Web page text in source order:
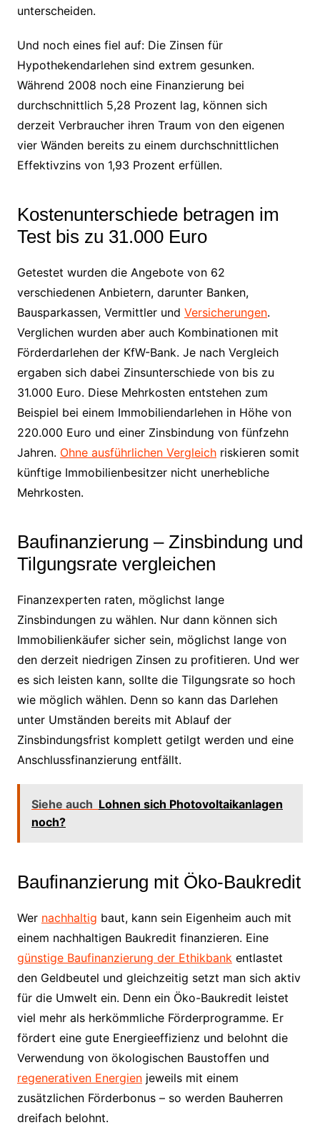
unterscheiden.
Und noch eines fiel auf: Die Zinsen für
Hypothekendarlehen sind extrem gesunken.
Während 2008 noch eine Finanzierung bei
durchschnittlich 5,28 Prozent lag, können sich
derzeit Verbraucher ihren Traum von den eigenen
vier Wänden bereits zu einem durchschnittlichen
Effektivzins von 1,93 Prozent erfüllen.
Kostenunterschiede betragen im
Test bis zu 31.000 Euro
Getestet wurden die Angebote von 62
verschiedenen Anbietern, darunter Banken,
Bausparkassen, Vermittler und Versicherungen.
Verglichen wurden aber auch Kombinationen mit
Förderdarlehen der KfW-Bank. Je nach Vergleich
ergaben sich dabei Zinsunterschiede von bis zu
31.000 Euro. Diese Mehrkosten entstehen zum
Beispiel bei einem Immobiliendarlehen in Höhe von
220.000 Euro und einer Zinsbindung von fünfzehn
Jahren. Ohne ausführlichen Vergleichriskieren somit
künftige Immobilienbesitzer nicht unerhebliche
Mehrkosten.
Baufinanzierung – Zinsbindung und
Tilgungsrate vergleichen
Finanzexperten raten, möglichst lange
Zinsbindungen zu wählen. Nur dann können sich
Immobilienkäufer sicher sein, möglichst lange von
den derzeit niedrigen Zinsen zu profitieren. Und wer
es sich leisten kann, sollte die Tilgungsrate so hoch
wie möglich wählen. Denn so kann das Darlehen
unter Umständen bereits mit Ablauf der
Zinsbindungsfrist komplett getilgt werden und eine
Anschlussfinanzierung entfällt.
Siehe auch Lohnen sich Photovoltaikanlagen
noch?
Baufinanzierung mit Öko-Baukredit
Wer nachhaltig baut, kann sein Eigenheim auch mit
einem nachhaltigen Baukredit finanzieren. Eine
günstige Baufinanzierung der Ethikbankentlastet
den Geldbeutel und gleichzeitig setzt man sich aktiv
für die Umwelt ein. Denn ein Öko-Baukredit leistet
viel mehr als herkömmliche Förderprogramme. Er
fördert eine gute Energieeffizienz und belohnt die
Verwendung von ökologischen Baustoffen und
regenerativen Energienjeweils mit einem
zusätzlichen Förderbonus – so werden Bauherren
dreifach belohnt.